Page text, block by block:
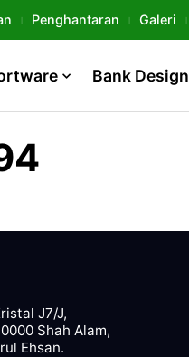
Penghantaran Galeri
Bank Design
J7/J,
Shah Alam,
Ehsan.